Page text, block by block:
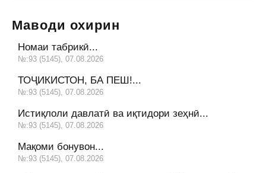
Маводи охирин
Номаи табрикӣ...
№:93 (5145), 07.08.2026
ТОҶИКИСТОН, БА ПЕШ!...
№:93 (5145), 07.08.2026
Истиқлоли давлатӣ ва иқтидори зеҳнӣ...
№:93 (5145), 07.08.2026
Мақоми бонувон...
№:93 (5145), 07.08.2026